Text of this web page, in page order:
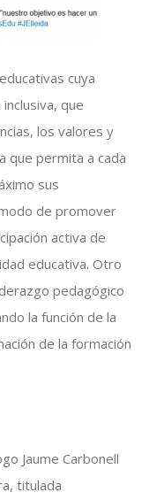
cuya
que
los valores y
que permita a cada
sus
de promover
activa de
educativa. Otro
pedagógico
la función de la
de la formación
Jaume Carbonell
titulada